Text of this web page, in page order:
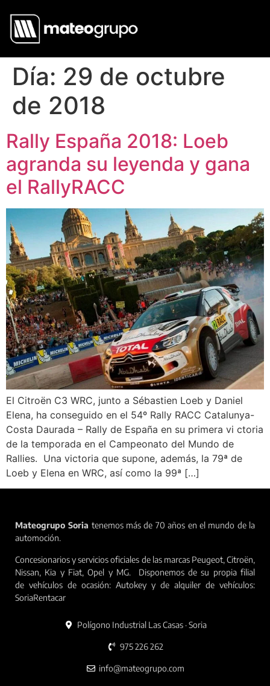
Día: 29 de octubre
de 2018
Rally España 2018: Loeb
agranda su leyenda y gana
el RallyRACC
El Citroën C3 WRC, junto a Sébastien Loeb y Daniel
Elena, ha conseguido en el 54º Rally RACC Catalunya-
Costa Daurada – Rally de España en su primera vi ctoria
de la temporada en el Campeonato del Mundo de
Rallies. Una victoria que supone, además, la 79ª de
Loeb y Elena en WRC, así como la 99ª […]
Mateogrupo Soria tenemos más de 70 años en el mundo de la
automoción.
Concesionarios y servicios oficiales de las marcas Peugeot, Citroën,
Nissan, Kia y Fiat, Opel y MG. Disponemos de su propia filial
de vehículos de ocasión: Autokey y de alquiler de vehículos:
SoriaRentacar
Polígono Industrial Las Casas · Soria
975 226 262
info@mateogrupo.com